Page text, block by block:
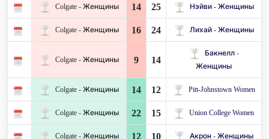
Colgate - Женщины 14 25 Нэйви - Женщины
Colgate - Женщины 16 24 Лихай - Женщины
Colgate - Женщины 9 14
Бакнелл -
Женщины
Colgate - Женщины 14 12 Pitt-Johnstown Women
Colgate - Женщины 22 15 Union College Women
Colgate - Женщины 12 10 Акрон - Женщины